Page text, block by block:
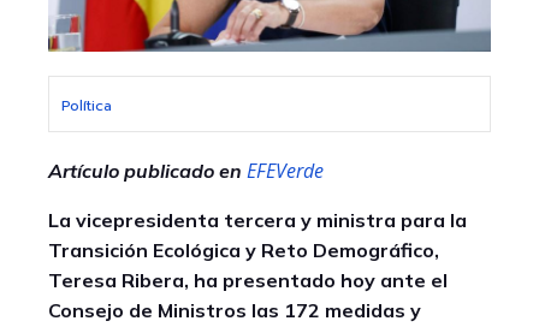
Política
Artículo publicado en EFEVerde
La vicepresidenta tercera y ministra para la
Transición Ecológica y Reto Demográfico,
Teresa Ribera, ha presentado hoy ante el
Consejo de Ministros las 172 medidas y